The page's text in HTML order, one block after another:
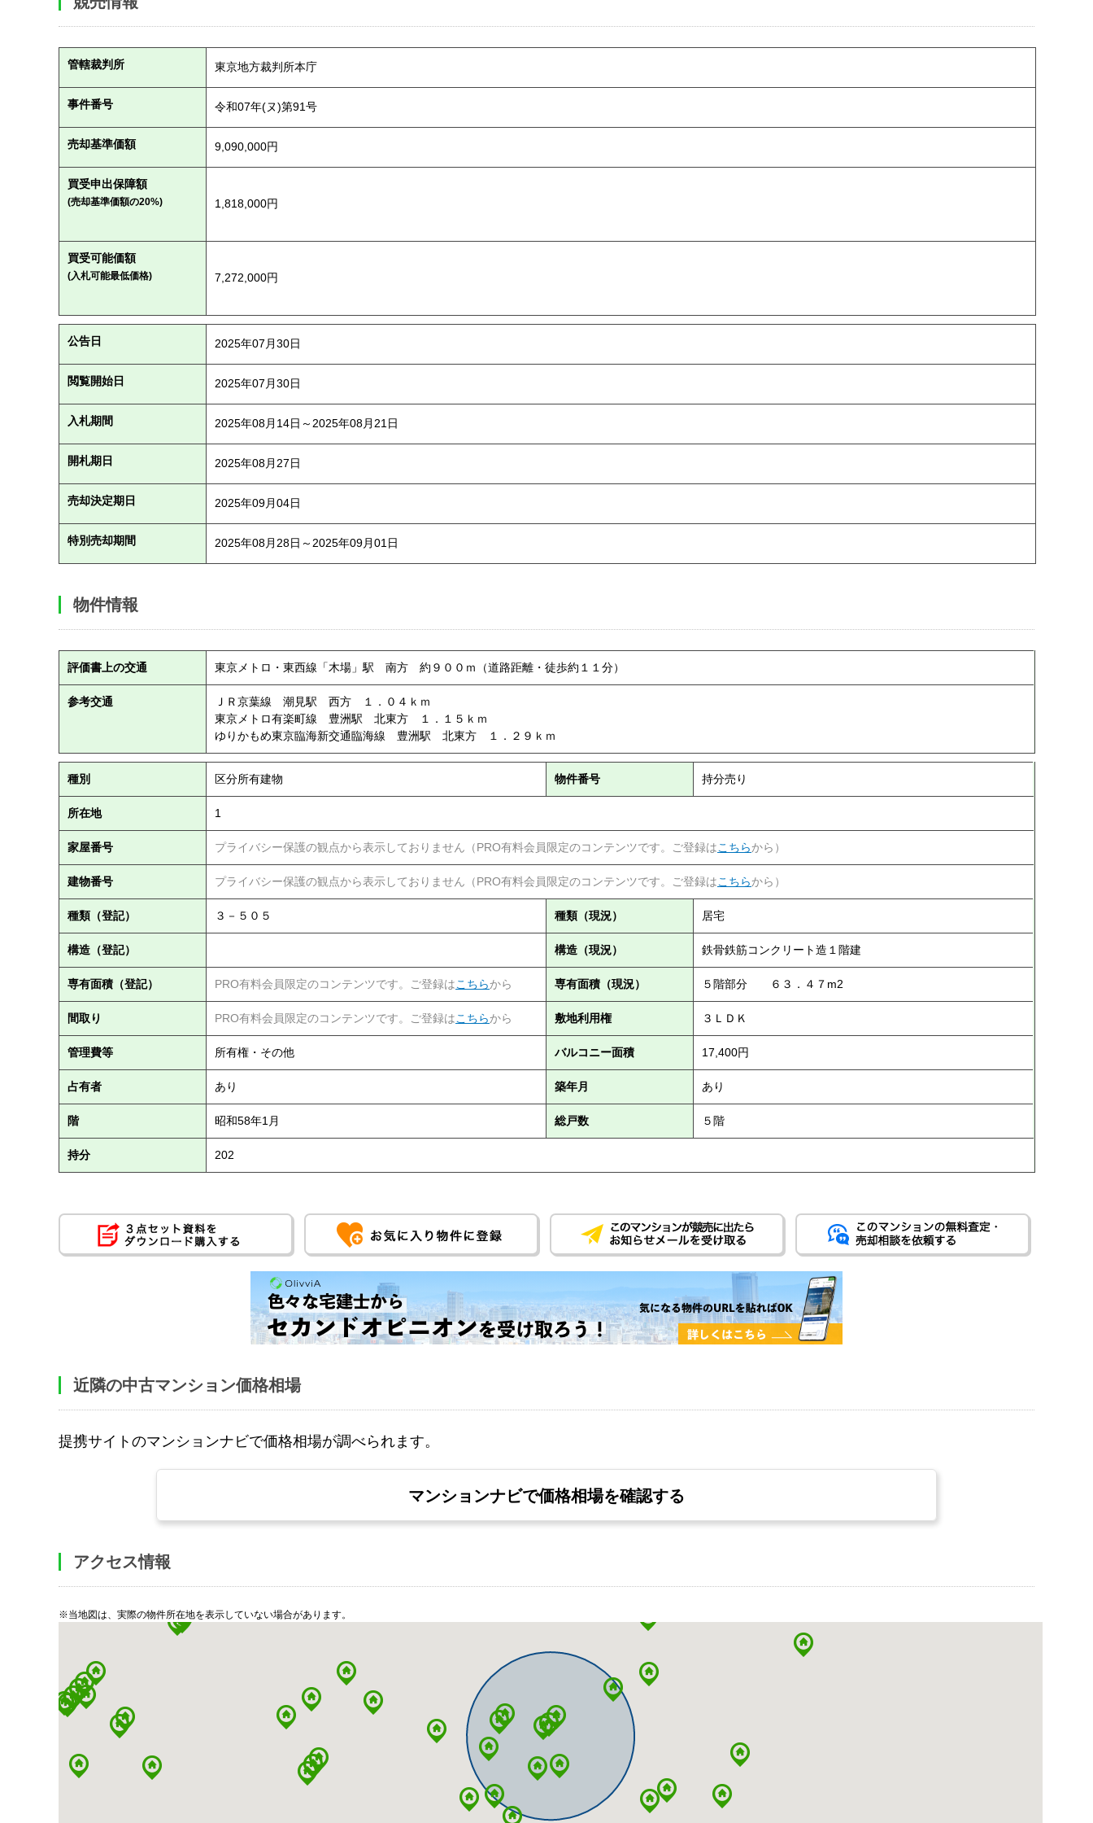
管轄裁判所 東京地方裁判所本庁
事件番号 令和07年(ヌ)第91号
売却基準価額 9,090,000円
買受申出保障額
(売却基準価額の20%) 1,818,000円
買受可能価額
(入札可能最低価格) 7,272,000円
公告日 2025年07月30日
閲覧開始日 2025年07月30日
入札期間 2025年08月14日～2025年08月21日
開札期日 2025年08月27日
売却決定期日 2025年09月04日
特別売却期間 2025年08月28日～2025年09月01日
物件情報
評価書上の交通 東京メトロ・東西線「木場」駅 南方 約９００ｍ（道路距離・徒歩約１１分）
参考交通
ＪＲ京葉線 潮見駅 西方 １．０４ｋｍ
東京メトロ有楽町線 豊洲駅 北東方 １．１５ｋｍ
ゆりかもめ東京臨海新交通臨海線 豊洲駅 北東方 １．２９ｋｍ
種別 区分所有建物 物件番号 持分売り
所在地 1
家屋番号 プライバシー保護の観点から表示しておりません（PRO有料会員限定のコンテンツです。ご登録はこちらから）
建物番号 プライバシー保護の観点から表示しておりません（PRO有料会員限定のコンテンツです。ご登録はこちらから）
種類（登記） ３－５０５ 種類（現況） 居宅
構造（登記） 構造（現況） 鉄骨鉄筋コンクリート造１階建
専有面積（登記） PRO有料会員限定のコンテンツです。ご登録はこちらから 専有面積（現況） ５階部分 ６３．４７m2
間取り PRO有料会員限定のコンテンツです。ご登録はこちらから 敷地利用権 ３ＬＤＫ
管理費等 所有権・その他 バルコニー面積 17,400円
占有者 あり 築年月 あり
階 昭和58年1月 総戸数 ５階
持分 202
近隣の中古マンション価格相場
提携サイトのマンションナビで価格相場が調べられます。
マンションナビで価格相場を確認する
アクセス情報
※当地図は、実際の物件所在地を表示していない場合があります。